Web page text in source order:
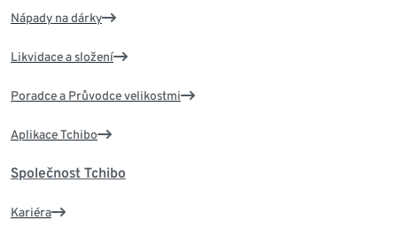
Nápady na dárky
Likvidace a složení
Poradce a Průvodce velikostmi
Aplikace Tchibo
Společnost Tchibo
Kariéra